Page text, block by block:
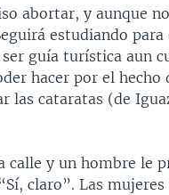
abortar, y aunque
estudiando
ser guía turística aun
hacer por el
las cataratas (de
calle y un hombre le
claro”. Las